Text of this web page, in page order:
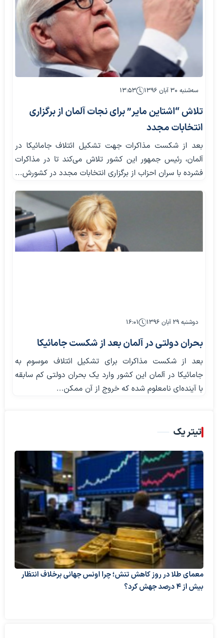
سه‌شنبه ۳۰ آبان ۱۳۹۶ ۱۳:۵۳
تلاش “اشتاین مایر” برای نجات آلمان از برگزاری
انتخابات مجدد
بعد از شکست مذاکرات جهت تشکیل ائتلاف جامائیکا در
آلمان، رئیس جمهور این کشور تلاش می‌کند تا در مذاکرات
فشرده با سران احزاب از برگزاری انتخابات مجدد در کشورش...
دوشنبه ۲۹ آبان ۱۳۹۶ ۱۶:۰۱
بحران دولتی در آلمان بعد از شکست جامائیکا
بعد از شکست مذاکرات برای تشکیل ائتلاف موسوم به
جامائیکا در آلمان این کشور وارد یک بحران دولتی کم سابقه
با آینده‌ای نامعلوم شده که خروج از آن ممکن...
تیتر یک
معمای طلا در روز کاهش تنش؛ چرا اونس جهانی برخلاف انتظار
بیش از ۴ درصد جهش کرد؟